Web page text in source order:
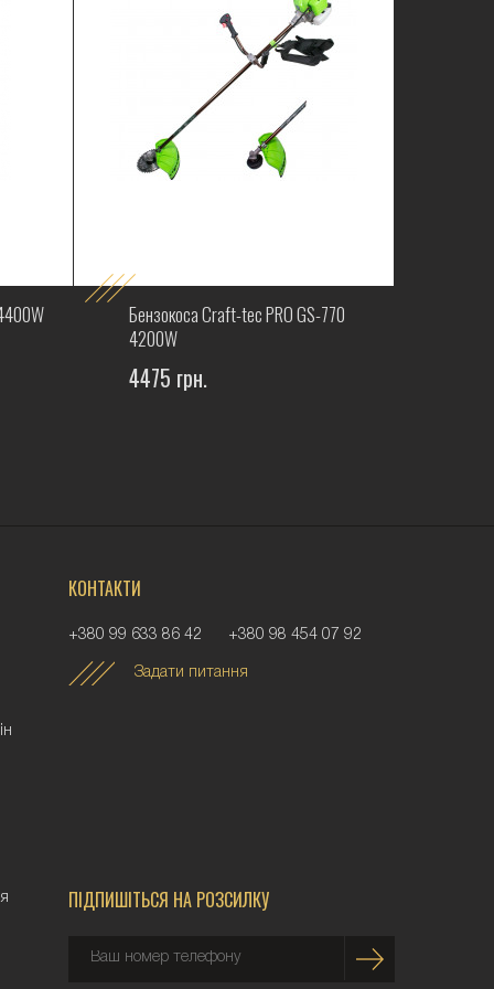
Бензокоса Craft-tec PRO GS-770
4200W
4475 грн.
КОНТАКТИ
+380 99 633 86 42 +380 98 454 07 92
Задати питання
ПІДПИШІТЬСЯ НА РОЗСИЛКУ